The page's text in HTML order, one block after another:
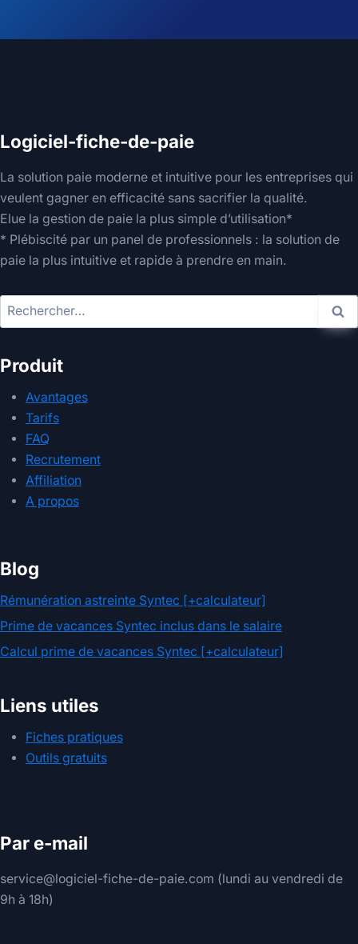
Logiciel-fiche-de-paie
La solution paie moderne et intuitive pour les entreprises qui
veulent gagner en efficacité sans sacrifier la qualité.
Elue la gestion de paie la plus simple d’utilisation*
* Plébiscité par un panel de professionnels : la solution de
paie la plus intuitive et rapide à prendre en main.
Rechercher :
Produit
Avantages
Tarifs
FAQ
Recrutement
Affiliation
A propos
Blog
Rémunération astreinte Syntec [+calculateur]
Prime de vacances Syntec inclus dans le salaire
Calcul prime de vacances Syntec [+calculateur]
Liens utiles
Fiches pratiques
Outils gratuits
Par e-mail
service@logiciel-fiche-de-paie.com (lundi au vendredi de
9h à 18h)